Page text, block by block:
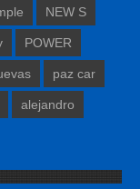
NEW S
POWER
paz car
alejandro